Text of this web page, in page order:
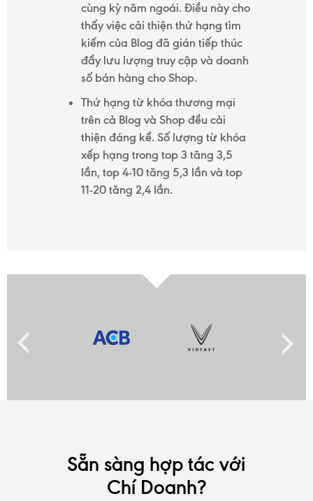
cùng kỳ năm ngoái. Điều này cho
thấy việc cải thiện thứ hạng tìm
kiếm của Blog đã gián tiếp thúc
đẩy lưu lượng truy cập và doanh
số bán hàng cho Shop.
Thứ hạng từ khóa thương mại
trên cả Blog và Shop đều cải
thiện đáng kể. Số lượng từ khóa
xếp hạng trong top 3 tăng 3,5
lần, top 4-10 tăng 5,3 lần và top
11-20 tăng 2,4 lần.
Sẵn sàng hợp tác với
Chí Doanh?